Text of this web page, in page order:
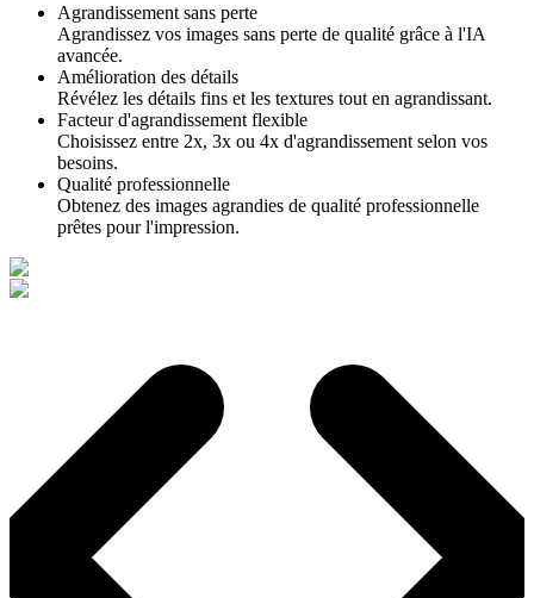
Agrandissement sans perte
Agrandissez vos images sans perte de qualité grâce à l'IA
avancée.
Amélioration des détails
Révélez les détails fins et les textures tout en agrandissant.
Facteur d'agrandissement flexible
Choisissez entre 2x, 3x ou 4x d'agrandissement selon vos
besoins.
Qualité professionnelle
Obtenez des images agrandies de qualité professionnelle
prêtes pour l'impression.